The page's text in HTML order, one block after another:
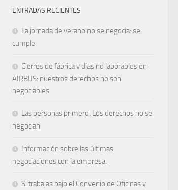
ENTRADAS RECIENTES
La jornada de verano no se negocia: se
cumple
Cierres de fábrica y días no laborables en
AIRBUS: nuestros derechos no son
negociables
Las personas primero. Los derechos no se
negocian
Información sobre las últimas
negociaciones con la empresa.
Si trabajas bajo el Convenio de Oficinas y